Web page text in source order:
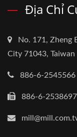
Địa Chỉ
No. 171, Zheng
City 71043, Taiwan
886-6-2545566
886-6-2538697